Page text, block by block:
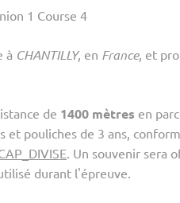
1 Course 4
à CHANTILLY, en France, et
de 1400 mètres en
et pouliches de 3 ans,
. Un souvenir sera
durant l'épreuve.